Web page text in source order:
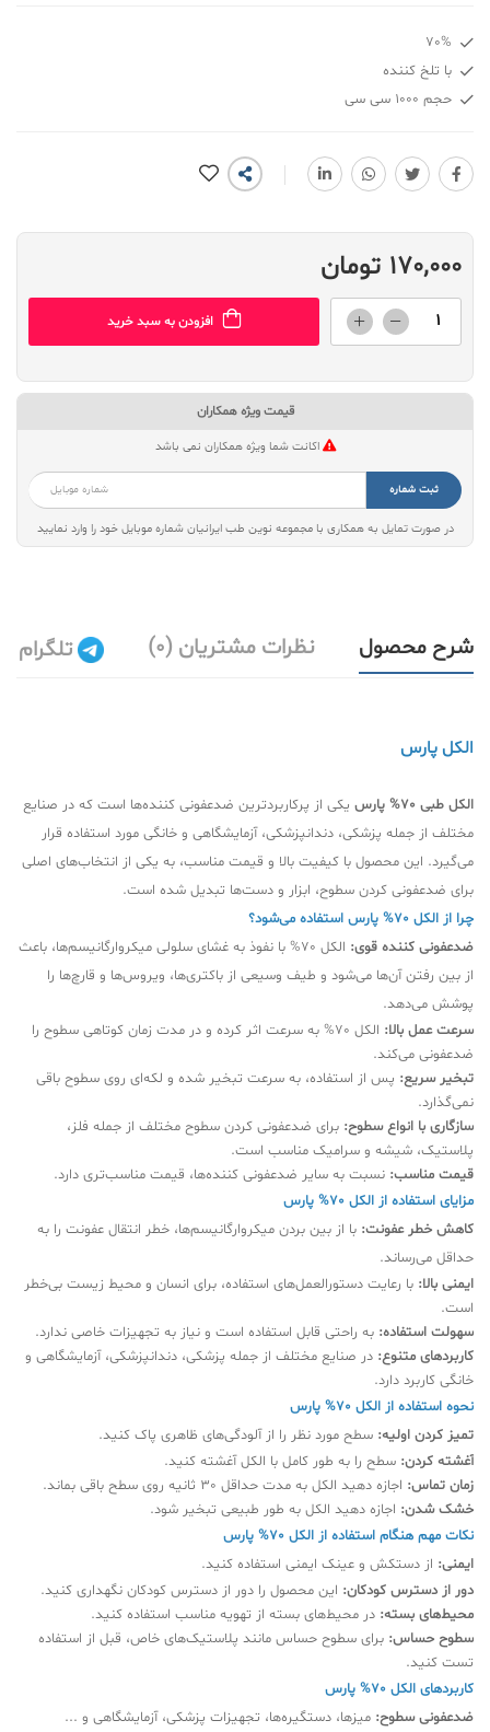
70%
با تلخ کننده
حجم 1000 سی سی
170,000 تومان
افزودن به سبد خرید
قیمت ویژه همکاران
اکانت شما ویژه همکاران نمی باشد
ثبت شماره
در صورت تمایل به همکاری با مجموعه نوین طب ایرانیان شماره موبایل خود را وارد نمایید
شرح محصول نظرات مشتریان (0) تلگرام
الکل پارس
الکل طبی 70% پارس
یکی از پرکاربردترین ضدعفونی کننده‌ها است که در صنایع
مختلف از جمله پزشکی، دندانپزشکی، آزمایشگاهی و خانگی مورد استفاده قرار
می‌گیرد. این محصول با کیفیت بالا و قیمت مناسب، به یکی از انتخاب‌های اصلی
برای ضدعفونی کردن سطوح، ابزار و دست‌ها تبدیل شده است.
چرا از الکل 70% پارس استفاده می‌شود؟
ضدعفونی کننده قوی:
الکل 70% با نفوذ به غشای سلولی میکروارگانیسم‌ها، باعث
از بین رفتن آن‌ها می‌شود و طیف وسیعی از باکتری‌ها، ویروس‌ها و قارچ‌ها را
پوشش می‌دهد.
سرعت عمل بالا:
الکل 70% به سرعت اثر کرده و در مدت زمان کوتاهی سطوح را
ضدعفونی می‌کند.
تبخیر سریع: پس از استفاده، به سرعت تبخیر شده و لکه‌ای روی سطوح باقی
نمی‌گذارد.
سازگاری با انواع سطوح: برای ضدعفونی کردن سطوح مختلف از جمله فلز،
پلاستیک، شیشه و سرامیک مناسب است.
قیمت مناسب: نسبت به سایر ضدعفونی کننده‌ها، قیمت مناسب‌تری دارد.
مزایای استفاده از الکل 70% پارس
کاهش خطر عفونت: با از بین بردن میکروارگانیسم‌ها، خطر انتقال عفونت را به
حداقل می‌رساند.
ایمنی بالا: با رعایت دستورالعمل‌های استفاده، برای انسان و محیط زیست بی‌خطر
است.
سهولت استفاده: به راحتی قابل استفاده است و نیاز به تجهیزات خاصی ندارد.
کاربردهای متنوع: در صنایع مختلف از جمله پزشکی، دندانپزشکی، آزمایشگاهی و
خانگی کاربرد دارد.
نحوه استفاده از الکل 70% پارس
تمیز کردن اولیه: سطح مورد نظر را از آلودگی‌های ظاهری پاک کنید.
آغشته کردن: سطح را به طور کامل با الکل آغشته کنید.
زمان تماس: اجازه دهید الکل به مدت حداقل 30 ثانیه روی سطح باقی بماند.
خشک شدن: اجازه دهید الکل به طور طبیعی تبخیر شود.
نکات مهم هنگام استفاده از الکل 70% پارس
ایمنی: از دستکش و عینک ایمنی استفاده کنید.
دور از دسترس کودکان: این محصول را دور از دسترس کودکان نگهداری کنید.
محیط‌های بسته: در محیط‌های بسته از تهویه مناسب استفاده کنید.
سطوح حساس: برای سطوح حساس مانند پلاستیک‌های خاص، قبل از استفاده
تست کنید.
کاربردهای الکل 70% پارس
ضدعفونی سطوح: میزها، دستگیره‌ها، تجهیزات پزشکی، آزمایشگاهی و ...